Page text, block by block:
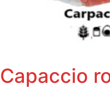
Capaccio